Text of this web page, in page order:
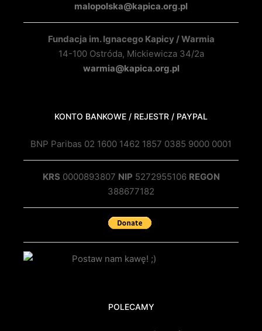
malopolska@kapica.org.pl
Fundacja im. Ignacego Kapicy / Warmia
14-100 Ostróda, Mickiewicza 34/2a
warmia@kapica.org.pl
KONTO BANKOWE / REJESTR / PAYPAL
BNP Paribas 02 1600 1462 1857 0385 9000 0001
KRS 0000893807 NIP 5272955106 REGON
388677182
POLECAMY